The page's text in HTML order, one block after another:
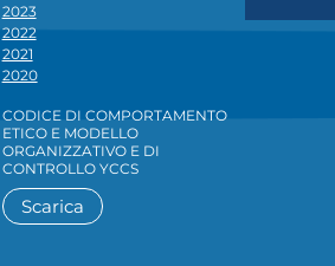
2023
2022
2021
2020
CODICE DI COMPORTAMENTO
ETICO E MODELLO
ORGANIZZATIVO E DI
CONTROLLO YCCS
Scarica